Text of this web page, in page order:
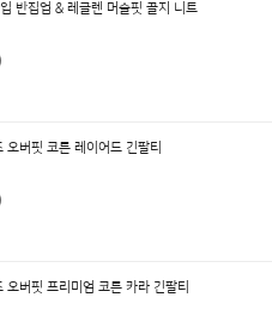
반집업 & 레글렌 머슬핏 골지 니트
오버핏 코튼 레이어드 긴팔티
오버핏 프리미엄 코튼 카라 긴팔티